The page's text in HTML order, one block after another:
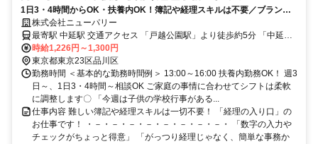
1日3・4時間からOK・扶養内OK！簿記や経理スキルは不要／ブランク
がある方も丁寧な引き継ぎで安心スタート！
株式会社ニューパリー
最寄駅 中延駅 交通アクセス 「戸越公園駅」より徒歩約5分 「中延
駅」より徒歩約7分 「荏原中延駅」より徒歩約10分
時給1,226円～1,300円
東京都東京23区品川区
勤務時間 ＜基本的な勤務時間例＞ 13:00～16:00 扶養内勤務OK！ 週3
日～、1日3・4時間～相談OK ご家庭の事情に合わせてシフトは柔軟
に調整します〇 「今週は子供の学校行事がある...
仕事内容 難しい簿記や経理スキルは一切不要！ 「経理の入り口」の
お仕事です！ ・－・－・－・－・－・－・－・－・ 「数字の入力や
チェックがちょっと得意」 「がっつり経理じゃなく、簡単な事務か